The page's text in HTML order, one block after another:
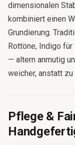
dimensionalen
kombiniert einen
Grundierung.
Rottöne, Indigo
— altern anmutig
weicher, anstatt
Pflege &